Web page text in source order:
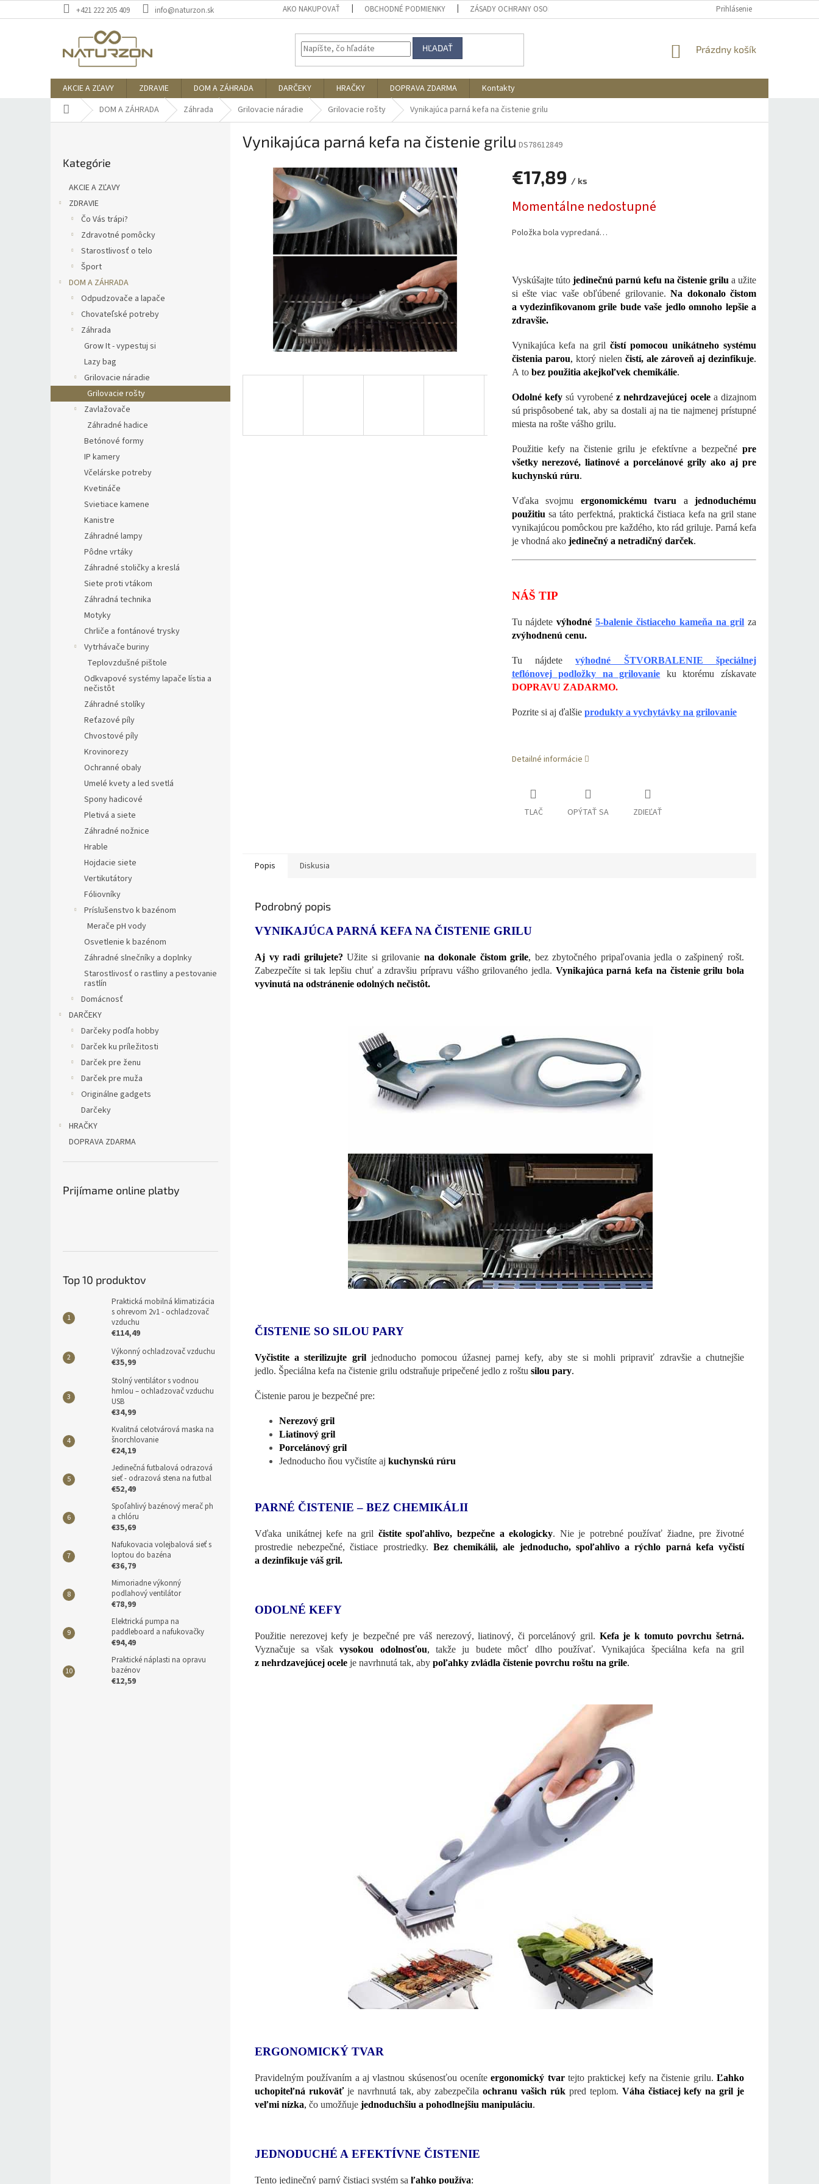
na
+421 222 205 409 info@naturzon.sk AKO NAKUPOVAŤ OBCHODNÉ PODMIENKY ZÁSADY OCHRANY OSOBNÝCH ÚDAJOV REKLAMÁCIA A VRÁTENIE
Prihlásenie
HĽADAŤ
NÁKUPNÝ
Prázdny košík
AKCIE A ZĽAVY ZDRAVIE DOM A ZÁHRADA DARČEKY HRAČKY DOPRAVA ZDARMA
Kontakty
DomovDOM A ZÁHRADA Záhrada Grilovacie náradie Grilovacie rošty Vynikajúca parná kefa na čistenie grilu
kategórie
Kategórie
AKCIE A ZĽAVY
ZDRAVIE
Čo Vás trápi?
Zdravotné pomôcky
Starostlivosť o telo
Šport
DOM A ZÁHRADA
Odpudzovače a lapače
Chovateľské potreby
Záhrada
Grow It - vypestuj si
Lazy bag
Grilovacie náradie
Grilovacie rošty
Zavlažovače
Záhradné hadice
Betónové formy
IP kamery
Včelárske potreby
Kvetináče
Svietiace kamene
Kanistre
Záhradné lampy
Pôdne vrtáky
Záhradné stoličky a kreslá
Siete proti vtákom
Záhradná technika
Motyky
Chrliče a fontánové trysky
Vytrhávače buriny
Teplovzdušné pištole
Odkvapové systémy lapače lístia a
nečistôt
Záhradné stolíky
Reťazové píly
Chvostové píly
Krovinorezy
Ochranné obaly
Umelé kvety a led svetlá
Spony hadicové
Pletivá a siete
Záhradné nožnice
Hrable
Hojdacie siete
Vertikutátory
Fóliovníky
Príslušenstvo k bazénom
Merače pH vody
Osvetlenie k bazénom
Záhradné slnečníky a doplnky
Starostlivosť o rastliny a pestovanie
rastlín
Domácnosť
DARČEKY
Darčeky podľa hobby
Darček ku príležitosti
Darček pre ženu
Darček pre muža
Originálne gadgets
Darčeky
HRAČKY
DOPRAVA ZDARMA
Prijímame online platby
Top 10 produktov
Praktická mobilná klimatizácia
s ohrevom 2v1 - ochladzovač
vzduchu
€114,49
Výkonný ochladzovač vzduchu
€35,99
Stolný ventilátor s vodnou
hmlou – ochladzovač vzduchu
USB
€34,99
Kvalitná celotvárová maska na
šnorchlovanie
€24,19
Jedinečná futbalová odrazová
sieť - odrazová stena na futbal
€52,49
Spoľahlivý bazénový merač ph
a chlóru
€35,69
Nafukovacia volejbalová sieť s
loptou do bazéna
€36,79
Mimoriadne výkonný
podlahový ventilátor
€78,99
Elektrická pumpa na
paddleboard a nafukovačky
€94,49
Praktické náplasti na opravu
bazénov
€12,59
Vynikajúca parná kefa na čistenie grilu DS78612849
€17,89 / ks
cena:
Momentálne nedostupné
Položka bola vypredaná…
Vyskúšajte túto jedinečnú parnú kefu na čistenie grilua užite
si ešte viac vaše obľúbené grilovanie.Na dokonalo čistom
a vydezinfikovanom grile bude vaše jedlo omnoho lepšie a
zdravšie.
Vynikajúca kefa na grilčistí pomocou unikátneho systému
čistenia parou, ktorý nielen čistí, ale zároveň aj dezinfikuje.
A to bez použitia akejkoľvek chemikálie.
Odolné kefysú vyrobenéz nehrdzavejúcej ocelea dizajnom
sú prispôsobené tak, aby sa dostali aj na tie najmenej prístupné
miesta na rošte vášho grilu.
Použitie kefy na čistenie grilu je efektívne a bezpečné pre
všetky nerezové, liatinové a porcelánové grily ako aj pre
kuchynskú rúru.
Vďaka svojmu ergonomickému tvaru a jednoduchému
použitiu sa táto perfektná, praktická čistiaca kefa na gril stane
vynikajúcou pomôckou pre každého, kto rád griluje. Parná kefa
je vhodná ako jedinečný a netradičný darček.
NÁŠ TIP
Tu nájdetevýhodné 5-balenie čistiaceho kameňa na gril za
zvýhodnenú cenu.
Tu nájdetevýhodné ŠTVORBALENIE špeciálnej
teflónovej podložky na grilovanie ku ktorému získavate
DOPRAVU ZADARMO.
Pozrite si aj ďalšie produkty a vychytávky na grilovanie
Detailné informácie
TLAČ OPÝTAŤ SA ZDIEĽAŤ
Popis Diskusia
Podrobný popis
VYNIKAJÚCA PARNÁ KEFA NA ČISTENIE GRILU
Aj vy radi grilujete? Užite si grilovanie na dokonale čistom grile, bez zbytočného pripaľovania jedla o zašpinený rošt.
Zabezpečíte si tak lepšiu chuť a zdravšiu prípravu vášho grilovaného jedla. Vynikajúca parná kefa na čistenie grilu bola
vyvinutá na odstránenie odolných nečistôt.
ČISTENIE SO SILOU PARY
Vyčistite a sterilizujte gril jednoducho pomocou úžasnej parnej kefy, aby ste si mohli pripraviť zdravšie a chutnejšie
jedlo. Špeciálna kefa na čistenie grilu odstraňuje pripečené jedlo z roštu silou pary.
Čistenie parou je bezpečné pre:
Nerezový gril
Liatinový gril
Porcelánový gril
Jednoducho ňou vyčistíte aj kuchynskú rúru
PARNÉ ČISTENIE – BEZ CHEMIKÁLII
Vďaka unikátnej kefe na gril čistite spoľahlivo, bezpečne a ekologicky. Nie je potrebné používať žiadne, pre životné
prostredie nebezpečné, čistiace prostriedky. Bez chemikálii, ale jednoducho, spoľahlivo a rýchlo parná kefa vyčistí
a dezinfikuje váš gril.
ODOLNÉ KEFY
Použitie nerezovej kefy je bezpečné pre váš nerezový, liatinový, či porcelánový gril. Kefa je k tomuto povrchu šetrná.
Vyznačuje sa všakvysokou odolnosťou, takže ju budete môcť dlho používať.Vynikajúca špeciálna kefa na gril
z nehrdzavejúcej ocele je navrhnutá tak, aby poľahky zvládla čistenie povrchu roštu na grile.
ERGONOMICKÝ TVAR
Pravidelným používaním a aj vlastnou skúsenosťou oceníteergonomický tvartejto praktickej kefy na čistenie grilu.Ľahko
uchopiteľná rukoväťje navrhnutá tak, aby zabezpečila ochranu vašich rúkpred teplom. Váha čistiacej kefy na gril je
veľmi nízka, čo umožňuje jednoduchšiu a pohodlnejšiu manipuláciu.
JEDNODUCHÉ A EFEKTÍVNE ČISTENIE
Tento jedinečný parný čistiaci systém sa ľahko používa: